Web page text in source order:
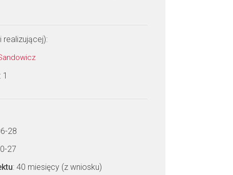
realizującej):
: 1
28
27
: 40 miesięcy (z wniosku)